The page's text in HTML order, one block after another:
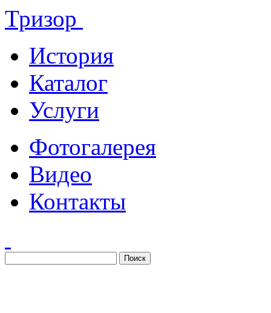
Тризор
История
Каталог
Услуги
Фотогалерея
Видео
Контакты